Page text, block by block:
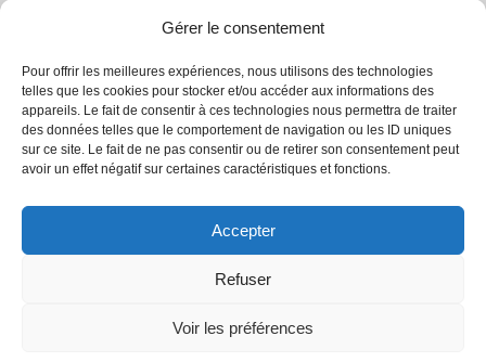
Gérer le consentement
Pour offrir les meilleures expériences, nous utilisons des technologies
telles que les cookies pour stocker et/ou accéder aux informations des
appareils. Le fait de consentir à ces technologies nous permettra de traiter
des données telles que le comportement de navigation ou les ID uniques
sur ce site. Le fait de ne pas consentir ou de retirer son consentement peut
avoir un effet négatif sur certaines caractéristiques et fonctions.
Accepter
Refuser
Voir les préférences
Politique de confidentialité
Sites partenaires
5Façades
Atrium Patrimoine
L'Atelier Bois